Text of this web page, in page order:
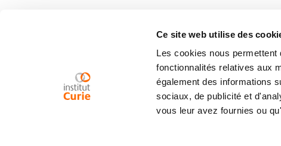
Ce site web utilise des
Les cookies nous
fonctionnalités relatives aux
également des informations
sociaux, de publicité et
vous leur avez fournies ou